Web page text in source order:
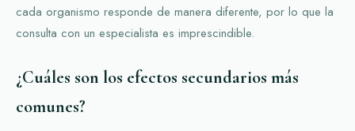
cada organismo responde de manera diferente, por lo que la
consulta con un especialista es imprescindible.
¿Cuáles son los efectos secundarios más
comunes?